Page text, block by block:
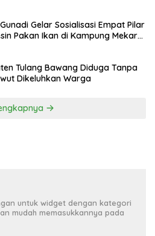
Gelar Sosialisasi Empat Pilar
Pakan Ikan di Kampung Mekar
Tulang Bawang Diduga Tanpa
Dikeluhkan Warga
untuk widget dengan kategori
mudah memasukkannya pada